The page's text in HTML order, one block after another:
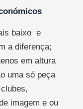
baixo e
a diferença;
em altura
uma só peça
imagem e ou